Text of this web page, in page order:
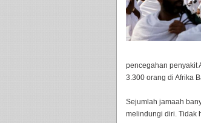
pencegahan penyakit
3.300 orang di Afrika
Sejumlah jamaah
melindungi diri. Tidak